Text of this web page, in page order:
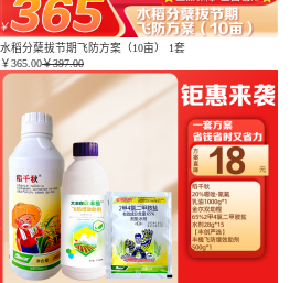
水稻分蘖拔节期飞防方案（10亩） 1套
￥365.00￥397.00